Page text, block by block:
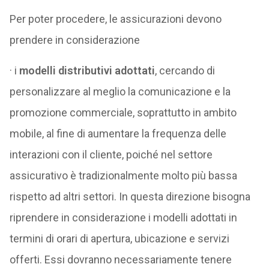
Per poter procedere, le assicurazioni devono
prendere in considerazione
· i modelli distributivi adottati, cercando di
personalizzare al meglio la comunicazione e la
promozione commerciale, soprattutto in ambito
mobile, al fine di aumentare la frequenza delle
interazioni con il cliente, poiché nel settore
assicurativo è tradizionalmente molto più bassa
rispetto ad altri settori. In questa direzione bisogna
riprendere in considerazione i modelli adottati in
termini di orari di apertura, ubicazione e servizi
offerti. Essi dovranno necessariamente tenere